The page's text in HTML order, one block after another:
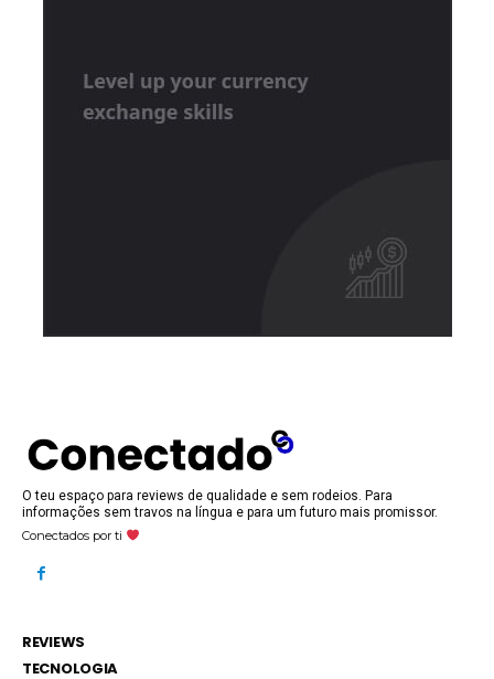
O teu espaço para reviews de qualidade e sem rodeios. Para
informações sem travos na língua e para um futuro mais promissor.
Conectados por ti
REVIEWS
TECNOLOGIA